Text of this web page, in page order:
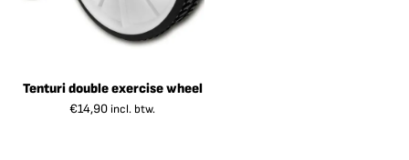
Tenturi double exercise wheel
€14,90 incl. btw.